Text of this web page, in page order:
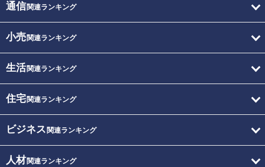
通信関連ランキング
小売関連ランキング
生活関連ランキング
住宅関連ランキング
ビジネス 関連ランキング
人材関連ランキング